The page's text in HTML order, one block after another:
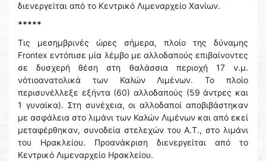
διενεργείται από το Κεντρικό Λιμεναρχείο Χανίων.
*****
Τις μεσημβρινές ώρες σήμερα, πλοίο της δύναμης
Frontex εντόπισε μία λέμβο με αλλοδαπούς επιβαίνοντες
σε δυσχερή θέση στη θαλάσσια περιοχή 17 ν.μ.
νότιοανατολικά των Καλών Λιμένων. Το πλοίο
περισυνέλλεξε εξήντα (60) αλλοδαπούς (59 άντρες και
1 γυναίκα). Στη συνέχεια, οι αλλοδαποί αποβιβάστηκαν
με ασφάλεια στο λιμάνι των Καλών Λιμένων και από εκεί
μεταφέρθηκαν, συνοδεία στελεχών του Α.Τ., στο λιμάνι
του Ηρακλείου. Προανάκριση διενεργείται από το
Κεντρικό Λιμεναρχείο Ηρακλείου.